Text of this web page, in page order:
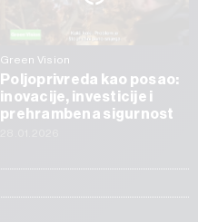
Green Vision
Poljoprivreda kao posao:
inovacije, investicije i
prehrambena sigurnost